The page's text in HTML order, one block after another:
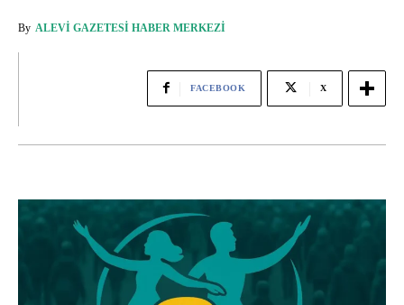
By ALEVI GAZETESI HABER MERKEZI
FACEBOOK X